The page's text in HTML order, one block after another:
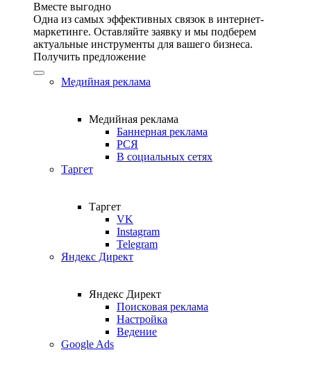
Вместе выгодно
Одна из самых эффективных связок в интернет-
маркетинге. Оставляйте заявку и мы подберем
актуальные инструменты для вашего бизнеса.
Получить предложение
Медийная реклама
Медийная реклама
Баннерная реклама
РСЯ
В социальных сетях
Таргет
Таргет
VK
Instagram
Telegram
Яндекс Директ
Яндекс Директ
Поисковая реклама
Настройка
Ведение
Google Ads